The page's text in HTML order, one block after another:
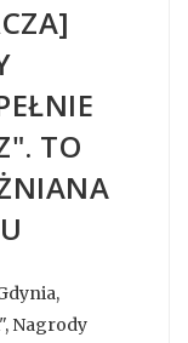
TO
Nagrody